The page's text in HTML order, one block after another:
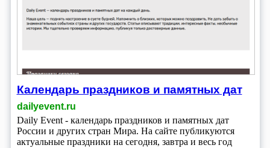
Календарь праздников и памятных дат
dailyevent.ru
Daily Event - календарь праздников и памятных дат
России и других стран Мира. На сайте публикуются
актуальные праздники на сегодня, завтра и весь год